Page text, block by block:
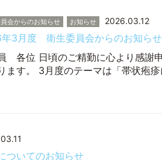
会からのお知らせ お知らせ 2026.03.12
3月度 衛生委員会からのお知らせ
各位 日頃のご精勤に心より感謝
ます。 3月度のテーマは「帯状疱
ついてのお知らせ